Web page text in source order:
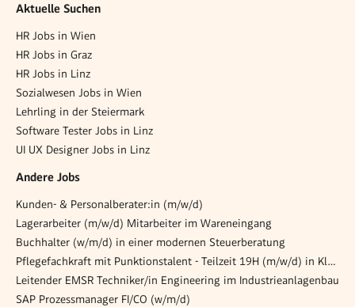
Aktuelle Suchen
HR Jobs in Wien
HR Jobs in Graz
HR Jobs in Linz
Sozialwesen Jobs in Wien
Lehrling in der Steiermark
Software Tester Jobs in Linz
UI UX Designer Jobs in Linz
Andere Jobs
Kunden- & Personalberater:in (m/w/d)
Lagerarbeiter (m/w/d) Mitarbeiter im Wareneingang
Buchhalter (w/m/d) in einer modernen Steuerberatung
Pflegefachkraft mit Punktionstalent - Teilzeit 19H (m/w/d) in Klagenfurt
Leitender EMSR Techniker/in Engineering im Industrieanlagenbau
SAP Prozessmanager FI/CO (w/m/d)